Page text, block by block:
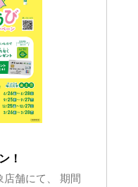
！
店舗にて、 期間